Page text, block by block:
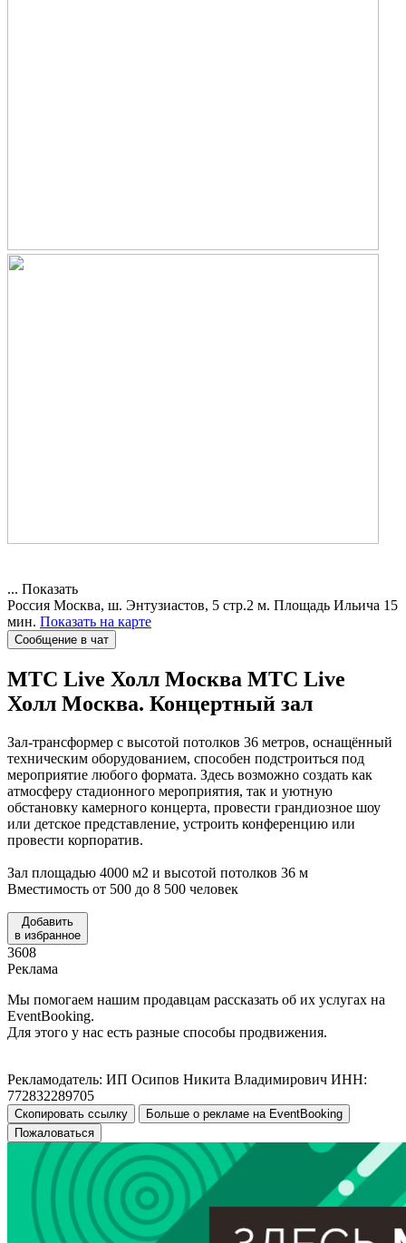
... Показать
Россия Москва, ш. Энтузиастов, 5 стр.2 м. Площадь Ильича 15
мин. Показать на карте
Сообщение в чат
МТС Live Холл Москва МТС Live
Холл Москва. Концертный зал
Зал-трансформер с высотой потолков 36 метров, оснащённый
техническим оборудованием, способен подстроиться под
мероприятие любого формата. Здесь возможно создать как
атмосферу стадионного мероприятия, так и уютную
обстановку камерного концерта, провести грандиозное шоу
или детское представление, устроить конференцию или
провести корпоратив.
Зал площадью 4000 м2 и высотой потолков 36 м
Вместимость от 500 до 8 500 человек
Добавить
в избранное
3608
Реклама
Мы помогаем нашим продавцам рассказать об их услугах на
EventBooking.
Для этого у нас есть разные способы продвижения.
Рекламодатель: ИП Осипов Никита Владимирович ИНН:
772832289705
Скопировать ссылку
Больше о рекламе на EventBooking
Пожаловаться